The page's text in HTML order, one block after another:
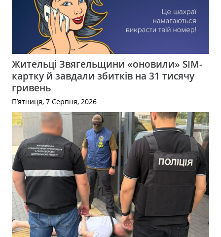
Жительці Звягельщини «оновили» SIM-
картку й завдали збитків на 31 тисячу
гривень
П’ятниця, 7 Серпня, 2026